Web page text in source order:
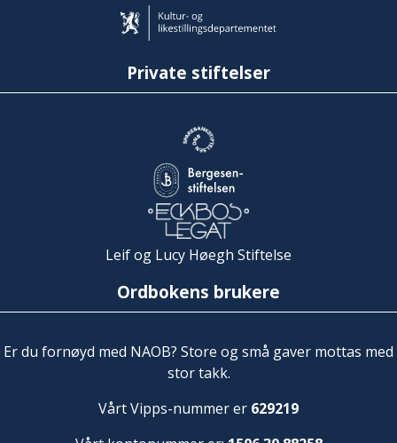
Private stiftelser
Leif og Lucy Høegh Stiftelse
Ordbokens brukere
Er du fornøyd med NAOB? Store og små gaver mottas med
stor takk.
Vårt Vipps-nummer er 629219